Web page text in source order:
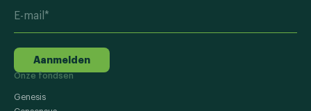
Aanmelden
Onze fondsen
Genesis